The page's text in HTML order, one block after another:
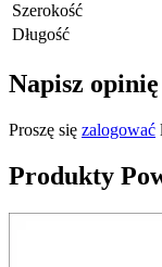
Szerokość
Długość
Napisz opinię
Proszę się zalogować
Produkty